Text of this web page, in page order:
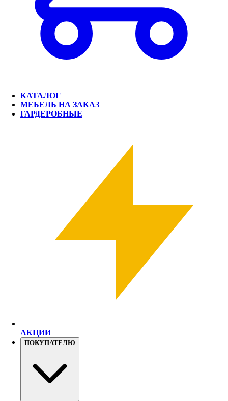
КАТАЛОГ
МЕБЕЛЬ НА ЗАКАЗ
ГАРДЕРОБНЫЕ
АКЦИИ
ПОКУПАТЕЛЮ